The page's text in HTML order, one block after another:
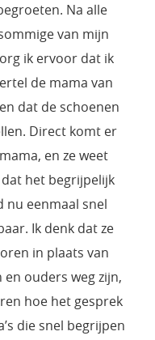
Na alle
van mijn
ik ervoor dat ik
de mama van
dat de schoenen
Direct komt er
en ze weet
dat het begrijpelijk
nu eenmaal snel
Ik denk dat ze
in plaats van
ouders weg zijn,
hoe het gesprek
die snel begrijpen